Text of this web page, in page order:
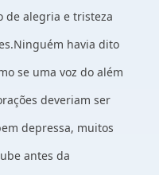
de alegria e tristeza
havia dito
se uma voz do além
deveriam ser
depressa, muitos
antes da